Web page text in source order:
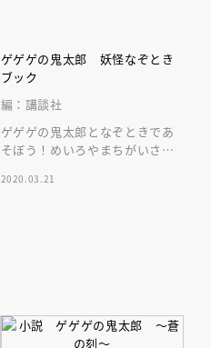
ゲゲゲの鬼太郎 妖怪なぞとき
ブック
編：講談社
ゲゲゲの鬼太郎となぞときであ
そぼう！めいろやまちがいさが
こんだおはなしが、いっぱい
2020.03.21